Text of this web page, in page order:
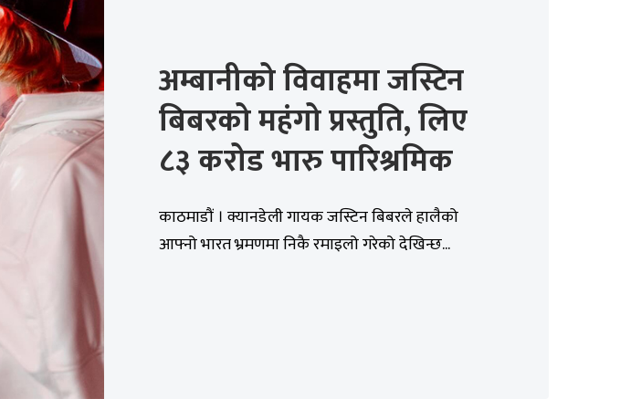
अम्बानीको विवाहमा जस्टिन
बिबरको महंगो प्रस्तुति, लिए
८३ करोड भारु पारिश्रमिक
काठमाडौं । क्यानडेली गायक जस्टिन बिबरले हालैको
आफ्नो भारत भ्रमणमा निकै रमाइलो गरेको देखिन्छ...